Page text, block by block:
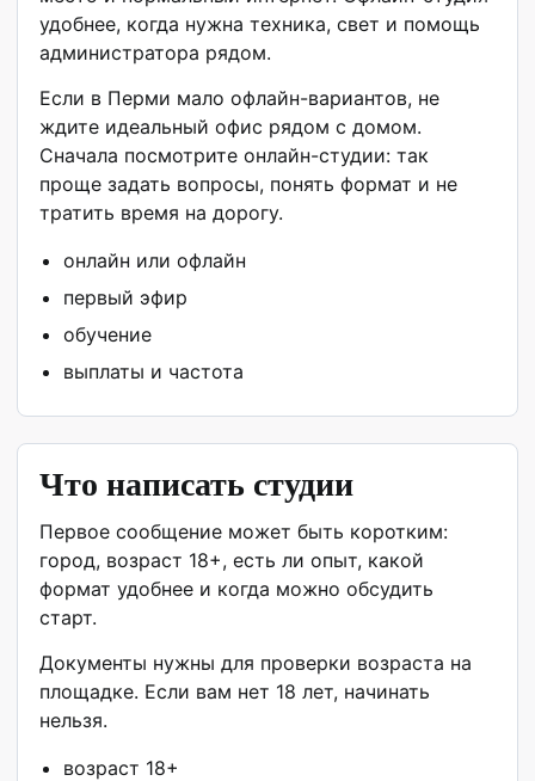
удобнее, когда нужна техника, свет и помощь
администратора рядом.
Если в Перми мало офлайн-вариантов, не
ждите идеальный офис рядом с домом.
Сначала посмотрите онлайн-студии: так
проще задать вопросы, понять формат и не
тратить время на дорогу.
онлайн или офлайн
первый эфир
обучение
выплаты и частота
Что написать студии
Первое сообщение может быть коротким:
город, возраст 18+, есть ли опыт, какой
формат удобнее и когда можно обсудить
старт.
Документы нужны для проверки возраста на
площадке. Если вам нет 18 лет, начинать
нельзя.
возраст 18+